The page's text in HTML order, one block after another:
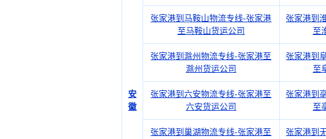
安
徽
张家港到马鞍山物流专线-张家港
至马鞍山货运公司
张家港到
至
张家港到滁州物流专线-张家港至
滁州货运公司
张家港到
至
张家港到六安物流专线-张家港至
六安货运公司
张家港到
至
张家港到巢湖物流专线-张家港至
张家港到